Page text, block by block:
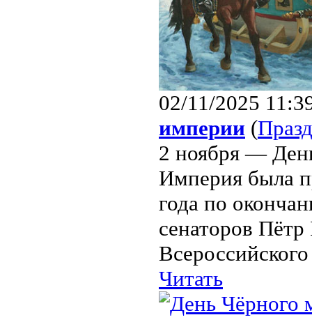
02/11/2025
империи (
2 ноября —
Империя была
года по
сенаторов
Читать